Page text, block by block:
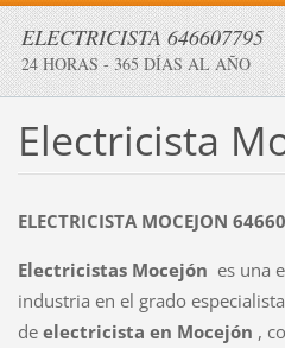
ELECTRICISTA 646607795
24 HORAS - 365 DÍAS AL AÑO
Electricista
ELECTRICISTA MOCEJON
Electricistas Mocejón es una
industria en el grado
de electricista en Mocejón ,